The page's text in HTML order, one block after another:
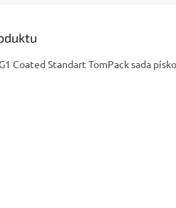
G1 Coated Standart TomPack sada